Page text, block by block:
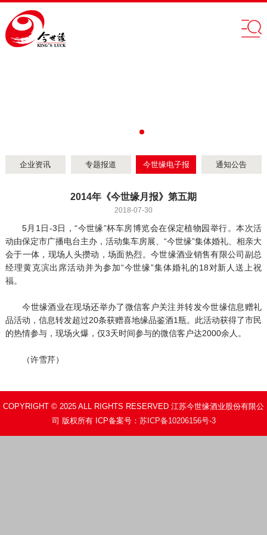
企业资讯 专题报道 今世缘电子报 通知公告
2014年《今世缘月报》第五期
2018-07-30
5月1日-3日，“今世缘”杯车房博览会在保定植物园举行。本次活
动由保定市广播电台主办，活动集车房展、“今世缘”集体婚礼、相亲大
会于一体，现场人头攒动，场面热烈。今世缘酒业销售有限公司副总
经理黄克滨出席活动并为参加“今世缘”集体婚礼的18对新人送上祝
福。
今世缘酒业在现场还举办了微信客户关注并转发今世缘信息赠礼
品活动，信息转发超过20条获赠喜地缘品鉴酒1瓶。此活动获得了市民
的热情参与，现场火爆，仅3天时间参与的微信客户达2000余人。
（许雪芹）
COPYRIGHT © 2025 ALL RIGHTS RESERVED 江苏今世缘酒业股份有限公
司 版权所有 ICP备案号： 苏ICP备10206156号-3